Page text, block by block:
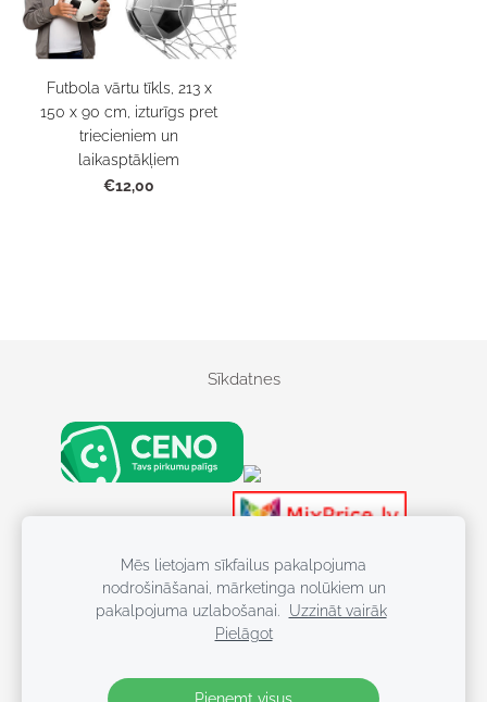
Futbola vārtu tīkls, 213 x
150 x 90 cm, izturīgs pret
triecieniem un
laikasptākļiem
€12,00
Sīkdatnes
S
Kosmētika, Batuti,
Mēs lietojam sīkfailus pakalpojuma
nodrošināšanai, mārketinga nolūkiem un
pakalpojuma uzlabošanai.
Uzzināt vairāk
Pielāgot